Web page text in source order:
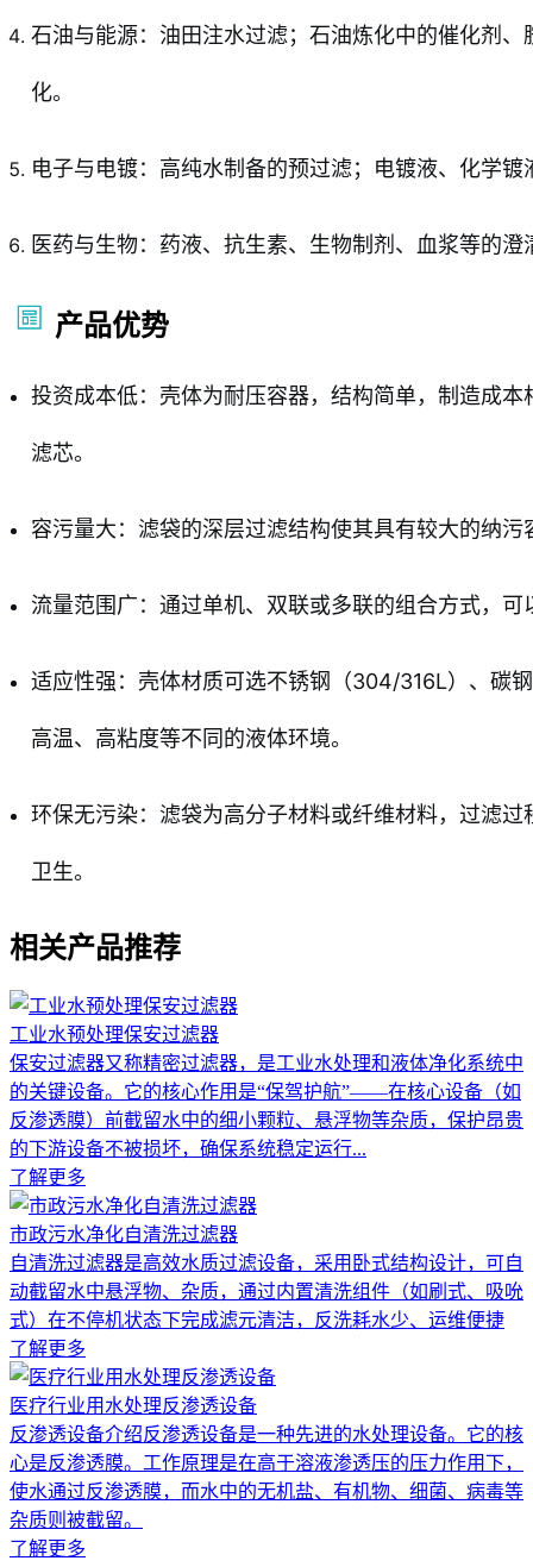
石油与能源：油田注水过滤；石油炼化中的催化剂
化。
电子与电镀：高纯水制备的预过滤；电镀液、化学
医药与生物：药液、抗生素、生物制剂、血浆等的
产品优势
投资成本低：壳体为耐压容器，结构简单，制造成
滤芯。
容污量大：滤袋的深层过滤结构使其具有较大的纳
流量范围广：通过单机、双联或多联的组合方式，
适应性强：壳体材质可选不锈钢（304/316L）、碳
高温、高粘度等不同的液体环境。
环保无污染：滤袋为高分子材料或纤维材料，过滤
卫生。
相关产品推荐
工业水预处理保安过滤器
保安过滤器又称精密过滤器，是工业水处理和液体净化系统中
的关键设备。它的核心作用是“保驾护航”——在核心设备（如
反渗透膜）前截留水中的细小颗粒、悬浮物等杂质，保护昂贵
的下游设备不被损坏，确保系统稳定运行...
了解更多
市政污水净化自清洗过滤器
自清洗过滤器是高效水质过滤设备，采用卧式结构设计，可自
动截留水中悬浮物、杂质，通过内置清洗组件（如刷式、吸吮
式）在不停机状态下完成滤元清洁，反洗耗水少、运维便捷
了解更多
医疗行业用水处理反渗透设备
反渗透设备介绍反渗透设备是一种先进的水处理设备。它的核
心是反渗透膜。工作原理是在高于溶液渗透压的压力作用下，
使水通过反渗透膜，而水中的无机盐、有机物、细菌、病毒等
杂质则被截留。
了解更多